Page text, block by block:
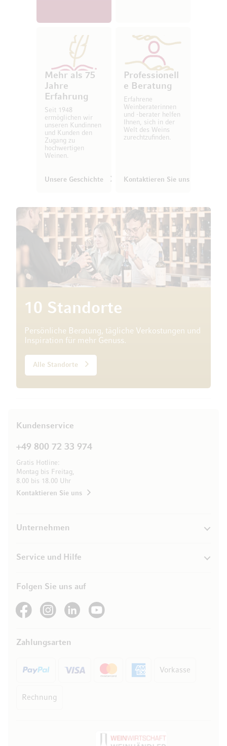
Mehr als 75
Jahre
Erfahrung
Seit 1948
ermöglichen wir
unseren Kundinnen
und Kunden den
Zugang zu
hochwertigen
Weinen.
Unsere Geschichte
Professionell
e Beratung
Erfahrene
Weinberaterinnen
und -berater helfen
Ihnen, sich in der
Welt des Weins
zurechtzufinden.
Kontaktieren Sie uns
10 Standorte
Persönliche Beratung, tägliche Verkostungen und
Inspiration für mehr Genuss.
Alle Standorte
Kundenservice
+49 800 72 33 974
Gratis Hotline:
Montag bis Freitag,
8.00 bis 18.00 Uhr
Kontaktieren Sie uns
Unternehmen
Service und Hilfe
Folgen Sie uns auf
See our FacebookSee our Instagram account
See our LinkedInSee our YouTube channel
Zahlungsarten
Vorkasse
Rechnung